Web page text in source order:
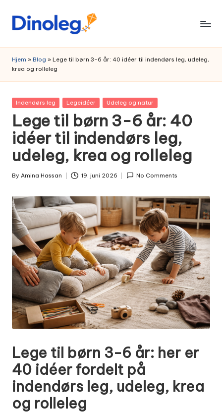
content
Hjem » Blog » Lege til børn 3-6 år: 40 idéer til indendørs leg, udeleg,
krea og rolleleg
Posted
Indendørs leg Legeidéer Udeleg og natur
Lege til børn 3-6 år: 40
idéer til indendørs leg,
udeleg, krea og rolleleg
Posted
By Amina Hassan 19. juni 2026 No Comments
Lege til børn 3-6 år: her er
40 idéer fordelt på
indendørs leg, udeleg, krea
og rolleleg